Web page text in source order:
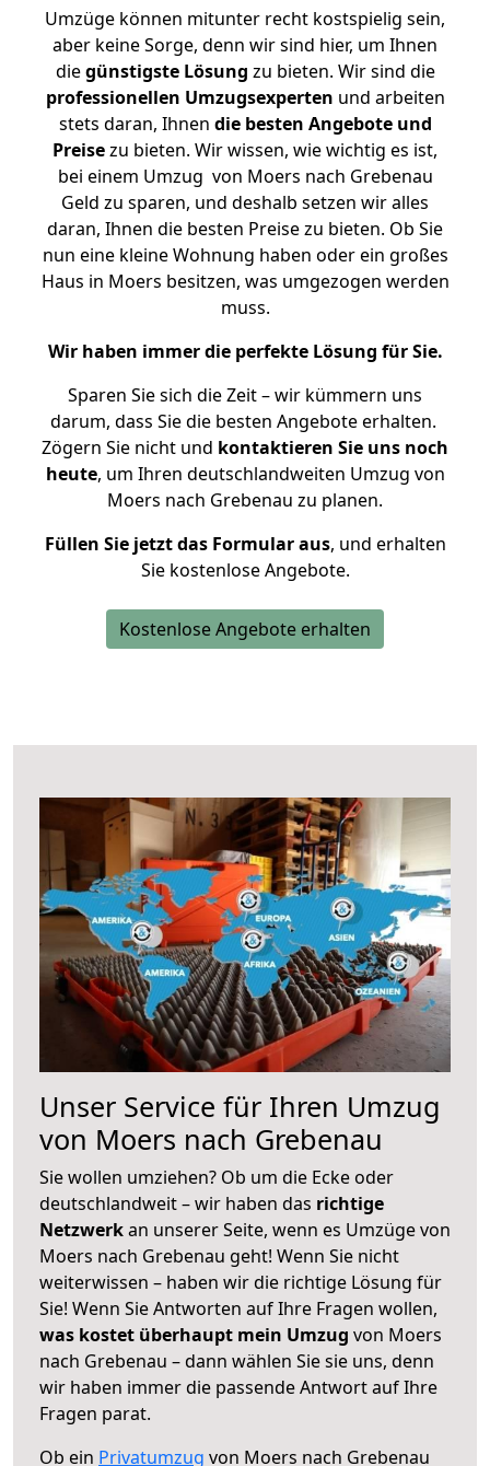
Umzüge können mitunter recht kostspielig sein,
aber keine Sorge, denn wir sind hier, um Ihnen
diegünstigste Lösung zu bieten. Wir sind die
professionellen Umzugsexperten und arbeiten
stets daran, Ihnen die besten Angebote und
Preisezu bieten. Wir wissen, wie wichtig es ist,
bei einem Umzug von Moers nach Grebenau
Geld zu sparen, und deshalb setzen wir alles
daran, Ihnen die besten Preise zu bieten. Ob Sie
nun eine kleine Wohnung haben oder ein großes
Haus in Moers besitzen, was umgezogen werden
muss.
Wir haben immer die perfekte Lösung für Sie.
Sparen Sie sich die Zeit – wir kümmern uns
darum, dass Sie die besten Angebote erhalten.
Zögern Sie nicht und kontaktieren Sie uns noch
heute, um Ihren deutschlandweiten Umzug von
Moers nach Grebenau zu planen.
Füllen Sie jetzt das Formular aus, und erhalten
Sie kostenlose Angebote.
Kostenlose Angebote erhalten
Unser Service für Ihren Umzug
von Moers nach Grebenau
Sie wollen umziehen? Ob um die Ecke oder
deutschlandweit – wir haben das richtige
Netzwerkan unserer Seite, wenn es Umzüge von
Moers nach Grebenau geht! Wenn Sie nicht
weiterwissen – haben wir die richtige Lösung für
Sie! Wenn Sie Antworten auf Ihre Fragen wollen,
was kostet überhaupt mein Umzug von Moers
nach Grebenau – dann wählen Sie sie uns, denn
wir haben immer die passende Antwort auf Ihre
Fragen parat.
Ob ein Privatumzug von Moers nach Grebenau